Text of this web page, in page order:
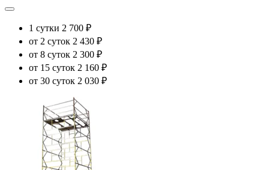
1 сутки 2 700 ₽
от 2 суток 2 430 ₽
от 8 суток 2 300 ₽
от 15 суток 2 160 ₽
от 30 суток 2 030 ₽